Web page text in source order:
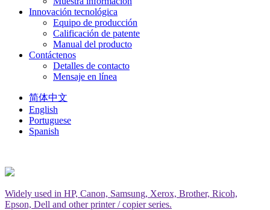
Innovación tecnológica
Equipo de producción
Calificación de patente
Manual del producto
Contáctenos
Detalles de contacto
Mensaje en línea
简体中文
English
Portuguese
Spanish
Widely used in HP, Canon, Samsung, Xerox, Brother, Ricoh,
Epson, Dell and other printer / copier series.